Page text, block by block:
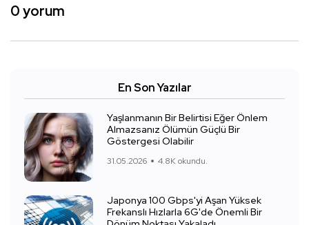
0 yorum
En Son Yazılar
Yaşlanmanın Bir Belirtisi Eğer Önlem
Almazsanız Ölümün Güçlü Bir
Göstergesi Olabilir
31.05.2026 4.8K okundu.
Japonya 100 Gbps'yi Aşan Yüksek
Frekanslı Hızlarla 6G'de Önemli Bir